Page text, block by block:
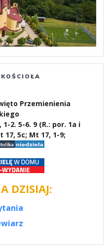
Przemienienia
1-2. 5-6. 9 (R.: por. 1a i
17, 5c; Mt 17, 1-9;
DZISIAJ: